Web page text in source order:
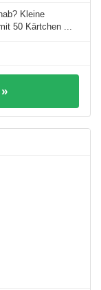
Kleine
50 Kärtchen ...